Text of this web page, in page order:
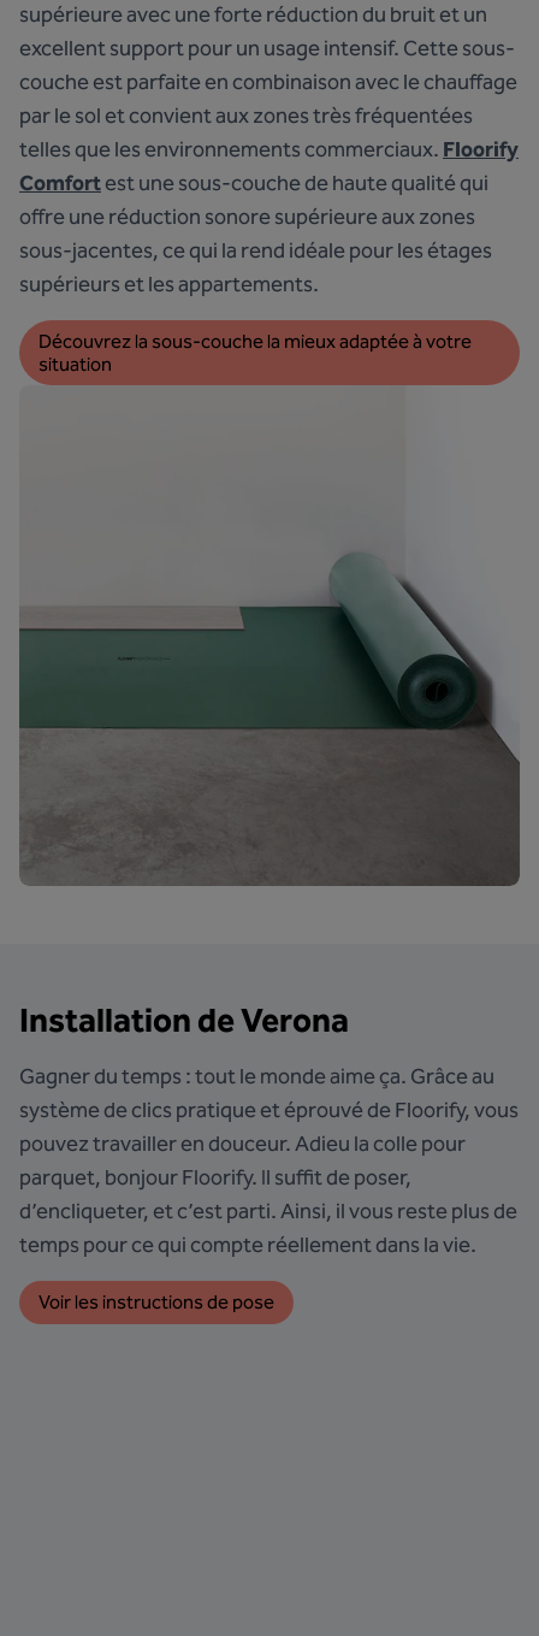
supérieure avec une forte réduction du bruit et un
excellent support pour un usage intensif. Cette sous-
couche est parfaite en combinaison avec le chauffage
par le sol et convient aux zones très fréquentées
telles que les environnements commerciaux. Floorify
Comfortest une sous-couche de haute qualité qui
offre une réduction sonore supérieure aux zones
sous-jacentes, ce qui la rend idéale pour les étages
supérieurs et les appartements.
Découvrez la sous-couche la mieux adaptée à votre
situation
Installation de Verona
Gagner du temps : tout le monde aime ça. Grâce au
système de clics pratique et éprouvé de Floorify, vous
pouvez travailler en douceur. Adieu la colle pour
parquet, bonjour Floorify. Il suffit de poser,
d’encliqueter, et c’est parti. Ainsi, il vous reste plus de
temps pour ce qui compte réellement dans la vie.
Voir les instructions de pose